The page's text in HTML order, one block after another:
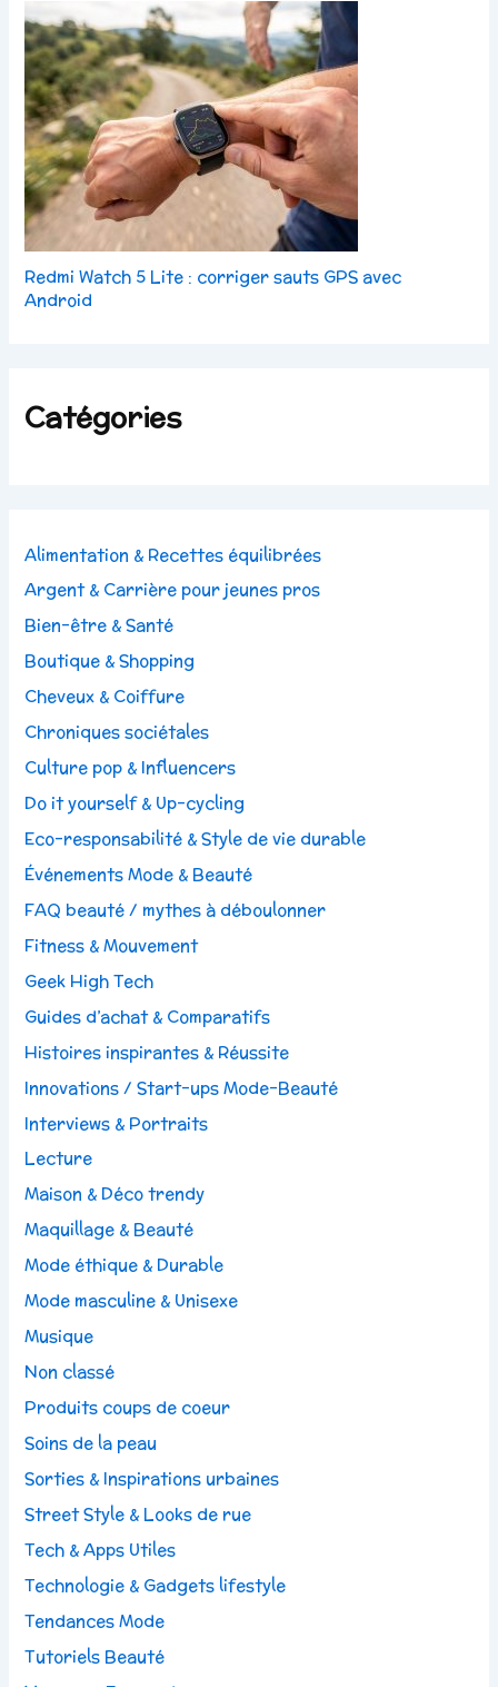
Redmi Watch 5 Lite : corriger sauts GPS avec
Android
Catégories
Alimentation & Recettes équilibrées
Argent & Carrière pour jeunes pros
Bien-être & Santé
Boutique & Shopping
Cheveux & Coiffure
Chroniques sociétales
Culture pop & Influencers
Do it yourself & Up-cycling
Eco-responsabilité & Style de vie durable
Événements Mode & Beauté
FAQ beauté / mythes à déboulonner
Fitness & Mouvement
Geek High Tech
Guides d’achat & Comparatifs
Histoires inspirantes & Réussite
Innovations / Start-ups Mode-Beauté
Interviews & Portraits
Lecture
Maison & Déco trendy
Maquillage & Beauté
Mode éthique & Durable
Mode masculine & Unisexe
Musique
Non classé
Produits coups de coeur
Soins de la peau
Sorties & Inspirations urbaines
Street Style & Looks de rue
Tech & Apps Utiles
Technologie & Gadgets lifestyle
Tendances Mode
Tutoriels Beauté